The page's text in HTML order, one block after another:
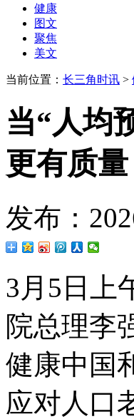
健康
图文
聚焦
美文
当前位置： 长三角时讯 >
当“人均
更有质量
发布：
3月5日上
院总理李
健康中国
应对人口